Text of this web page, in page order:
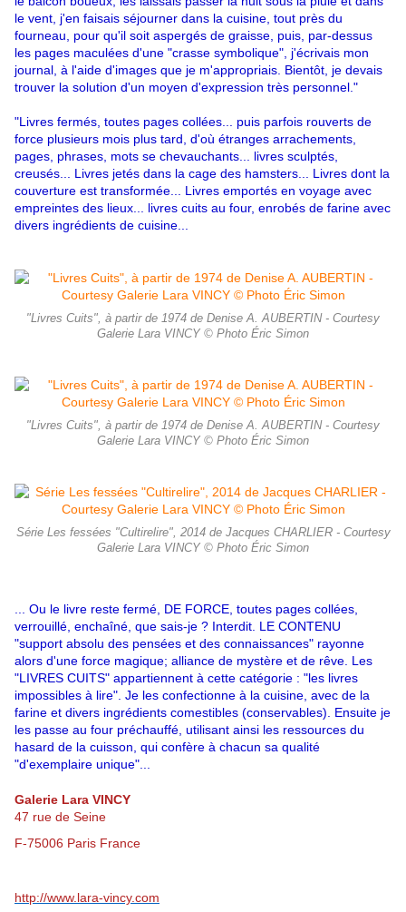
le vent, j'en faisais séjourner dans la cuisine, tout près du
fourneau, pour qu'il soit aspergés de graisse, puis, par-dessus
les pages maculées d'une "crasse symbolique", j'écrivais mon
journal, à l'aide d'images que je m'appropriais. Bientôt, je devais
trouver la solution d'un moyen d'expression très personnel."
"Livres fermés, toutes pages collées... puis parfois rouverts de
force plusieurs mois plus tard, d'où étranges arrachements,
pages, phrases, mots se chevauchants... livres sculptés,
creusés... Livres jetés dans la cage des hamsters... Livres dont la
couverture est transformée... Livres emportés en voyage avec
empreintes des lieux... livres cuits au four, enrobés de farine avec
divers ingrédients de cuisine...
"Livres Cuits", à partir de 1974 de Denise A. AUBERTIN - Courtesy
Galerie Lara VINCY © Photo Éric Simon
"Livres Cuits", à partir de 1974 de Denise A. AUBERTIN - Courtesy
Galerie Lara VINCY © Photo Éric Simon
Série Les fessées "Cultirelire", 2014 de Jacques CHARLIER - Courtesy
Galerie Lara VINCY © Photo Éric Simon
... Ou le livre reste fermé, DE FORCE, toutes pages collées,
verrouillé, enchaîné, que sais-je ? Interdit. LE CONTENU
"support absolu des pensées et des connaissances" rayonne
alors d'une force magique; alliance de mystère et de rêve. Les
"LIVRES CUITS" appartiennent à cette catégorie : "les livres
impossibles à lire". Je les confectionne à la cuisine, avec de la
farine et divers ingrédients comestibles (conservables). Ensuite je
les passe au four préchauffé, utilisant ainsi les ressources du
hasard de la cuisson, qui confère à chacun sa qualité
"d'exemplaire unique"...
Galerie Lara VINCY
47 rue de Seine
F-75006 Paris France
http://www.lara-vincy.com